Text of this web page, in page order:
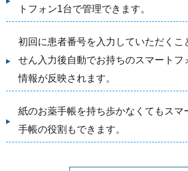
トフォン1台で管理できます。
初回に患者番号を入力していただくこ
せん入力後自動でお持ちのスマートフ
情報が反映されます。
紙のお薬手帳を持ち歩かなくてもスマ
手帳の役割もできます。